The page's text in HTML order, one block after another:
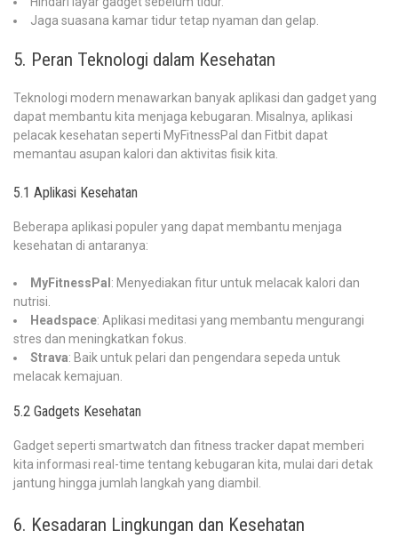
Jaga suasana kamar tidur tetap nyaman dan gelap.
5. Peran Teknologi dalam Kesehatan
Teknologi modern menawarkan banyak aplikasi dan gadget yang
dapat membantu kita menjaga kebugaran. Misalnya, aplikasi
pelacak kesehatan seperti MyFitnessPal dan Fitbit dapat
memantau asupan kalori dan aktivitas fisik kita.
5.1 Aplikasi Kesehatan
Beberapa aplikasi populer yang dapat membantu menjaga
kesehatan di antaranya:
MyFitnessPal : Menyediakan fitur untuk melacak kalori dan
nutrisi.
Headspace: Aplikasi meditasi yang membantu mengurangi
stres dan meningkatkan fokus.
Strava: Baik untuk pelari dan pengendara sepeda untuk
melacak kemajuan.
5.2 Gadgets Kesehatan
Gadget seperti smartwatch dan fitness tracker dapat memberi
kita informasi real-time tentang kebugaran kita, mulai dari detak
jantung hingga jumlah langkah yang diambil.
6. Kesadaran Lingkungan dan Kesehatan